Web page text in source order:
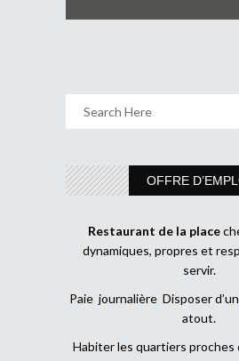
OFFRE
Restaurant de la place
dynamiques, propres et
servir.
Paie journalière Disposer
atout.
Habiter les quartiers proches